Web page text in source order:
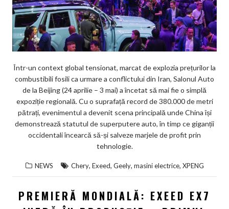
Într-un context global tensionat, marcat de explozia prețurilor la
combustibili fosili ca urmare a conflictului din Iran, Salonul Auto
de la Beijing (24 aprilie – 3 mai) a încetat să mai fie o simplă
expoziție regională. Cu o suprafață record de 380.000 de metri
pătrați, evenimentul a devenit scena principală unde China își
demonstrează statutul de superputere auto, în timp ce giganții
occidentali încearcă să-și salveze marjele de profit prin
tehnologie.
NEWS Chery, Exeed, Geely, masini electrice, XPENG
PREMIERĂ MONDIALĂ: EXEED EX7